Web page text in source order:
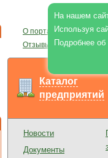
На нашем
Используя
Подробнее
О портале| О журнале|
Отзывы
| Реклама на
Каталог
предприятий
Новости
Документы